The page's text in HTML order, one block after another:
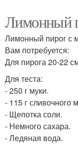
Лимонный
Лимонный пирог с
Вам потребуется:
Для пирога 20-22
Для теста:
- 250 г муки.
- 115 г сливочного
- Щепотка соли.
- Немного сахара.
- Ледяная вода.